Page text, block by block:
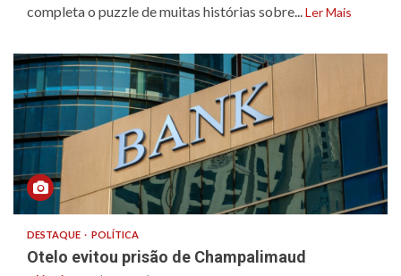
completa o puzzle de muitas histórias sobre...Ler Mais
DESTAQUE POLÍTICA
Otelo evitou prisão de Champalimaud